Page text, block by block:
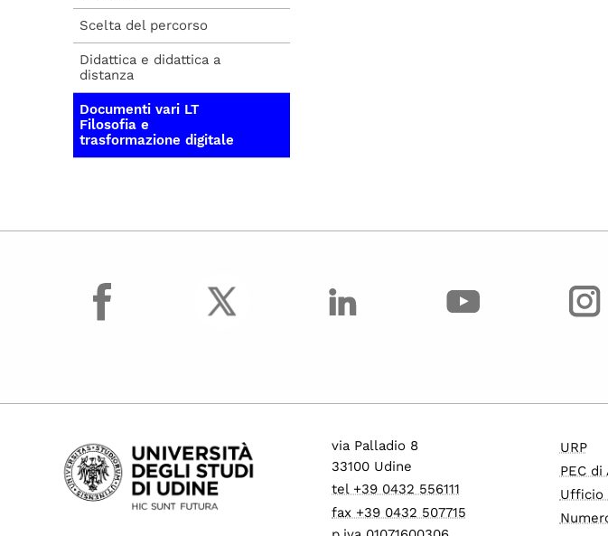
Scelta del percorso
Didattica e didattica a
distanza
Documenti vari LT
Filosofia e
trasformazione digitale
facebook
via Palladio 8
33100 Udine
tel +39 0432 556111
fax +39 0432 507715
URP
PEC di
Ufficio